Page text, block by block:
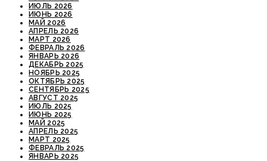
ИЮЛЬ 2026
ИЮНЬ 2026
МАЙ 2026
АПРЕЛЬ 2026
МАРТ 2026
ФЕВРАЛЬ 2026
ЯНВАРЬ 2026
ДЕКАБРЬ 2025
НОЯБРЬ 2025
ОКТЯБРЬ 2025
СЕНТЯБРЬ 2025
АВГУСТ 2025
ИЮЛЬ 2025
ИЮНЬ 2025
МАЙ 2025
АПРЕЛЬ 2025
МАРТ 2025
ФЕВРАЛЬ 2025
ЯНВАРЬ 2025